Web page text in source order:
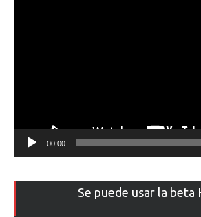
00:00
Se puede usar la beta